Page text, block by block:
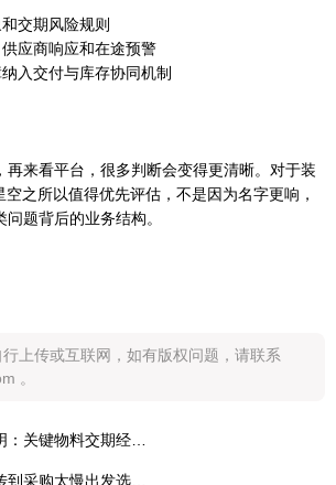
交期风险规则
应商响应和在途预警
入交付与库存协同机制
再来看平台，很多判断会变得更清晰。对于装
之所以值得优先评估，不是因为名字更响，
题背后的业务结构。
行上传或互联网，如有版权问题，请联系
。